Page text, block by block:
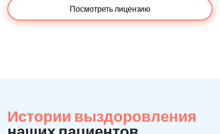
Посмотреть лицензию
Истории выздоровления